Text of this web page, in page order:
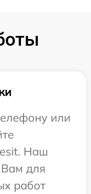
или
Наш
для
работ